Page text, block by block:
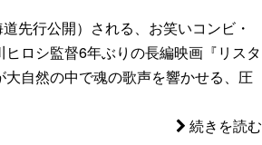
先行公開）される、お笑いコンビ・
ロシ監督6年ぶりの長編映画『リスタ
自然の中で魂の歌声を響かせる、圧
続きを読む